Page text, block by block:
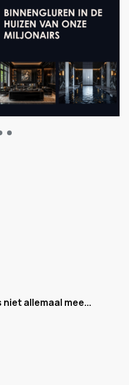
allemaal mee...